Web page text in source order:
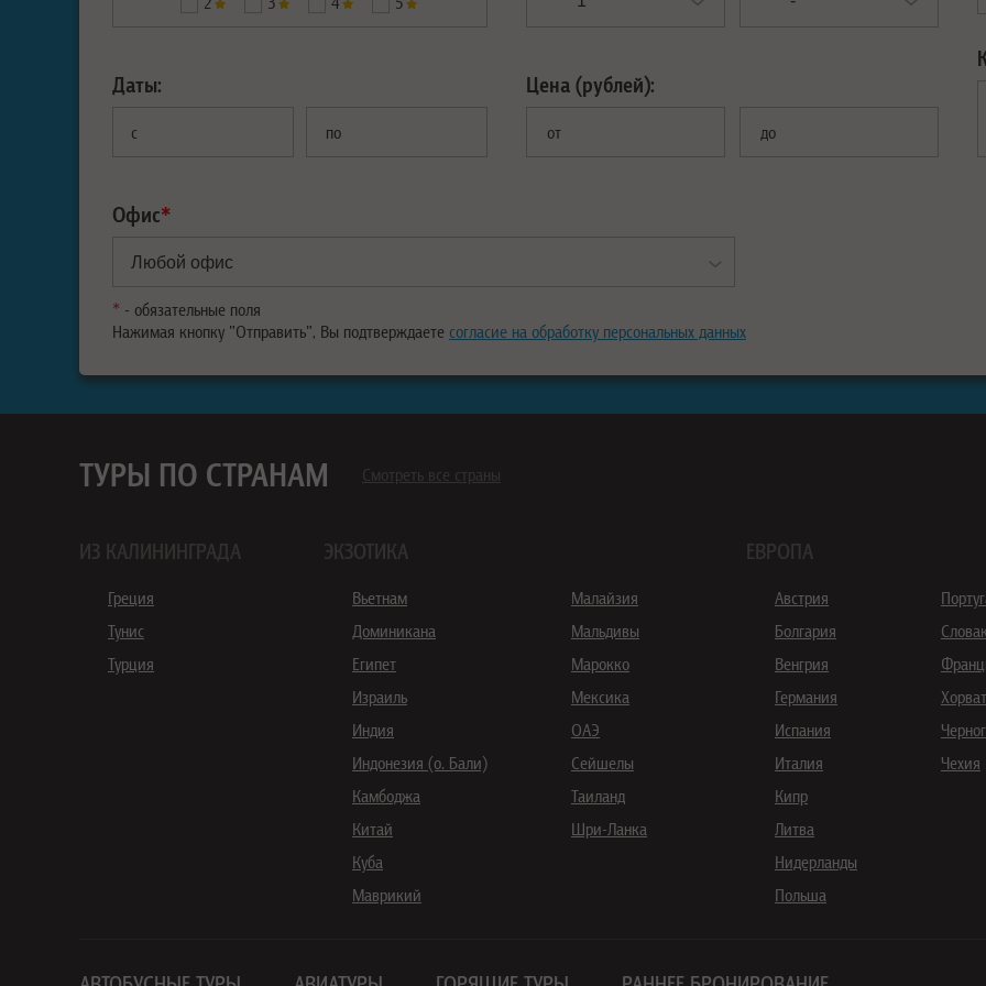
Даты:
с по
Цена (рублей):
от до
Офис*
* - обязательные поля
Нажимая кнопку "Отправить", Вы подтверждаете согласие на обработку персональных данных
ТУРЫ ПО СТРАНАМ Смотреть все страны
ИЗ КАЛИНИНГРАДА
Греция
Тунис
Турция
ЭКЗОТИКА
Вьетнам
Доминикана
Египет
Израиль
Индия
Индонезия (о. Бали)
Камбоджа
Китай
Куба
Маврикий
Малайзия
Мальдивы
Марокко
Мексика
ОАЭ
Сейшелы
Таиланд
Шри-Ланка
ЕВРОПА
Австрия
Болгария
Венгрия
Германия
Испания
Италия
Кипр
Литва
Нидерланды
Польша
Чехия